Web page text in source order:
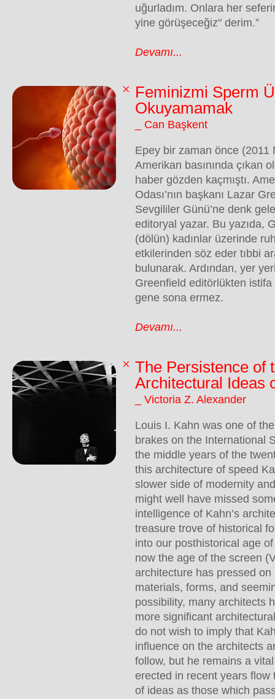
uğurladım. Onlara her
yine görüşeceğiz" derim.”
Devamı...
Feminizmi Sperm
Okuyamamak
_ Can Başkent
Epey bir zaman önce (2011
Amerikan basınında çıkan
haber gözden kaçmıştı.
Odası’nın başkanı Lazar
Sevgililer Günü’ne denk
editoryal yazar. Bu yazıda,
(dölün) kadınlar üzerinde
etkilerinden söz eder tıbbi
bulunarak. Ardından, yer
Greenfield editörlükten istifa
gene sona ermez.
Devamı...
The Persistence of
Architectural Ideas
_ Victoria Z. Alexander
Louis I. Kahn was one of
brakes on the International
the middle years of the
this architecture of speed
slower side of modernity
might well have missed
intelligence of Kahn’s
treasure trove of historical
into our posthistorical age
now the age of the screen
architecture has pressed
materials, forms, and
possibility, many architects
more significant
do not wish to imply that
influence on the architects
follow, but he remains a
erected in recent years flow
of ideas as those which